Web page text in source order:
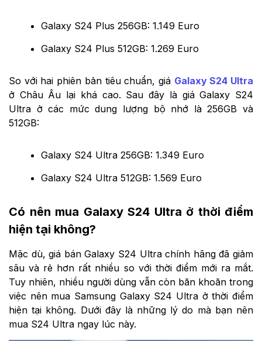
Galaxy S24 Plus 256GB: 1.149 Euro
Galaxy S24 Plus 512GB: 1.269 Euro
So với hai phiên bản tiêu chuẩn, giá Galaxy S24 Ultra
ở Châu Âu lại khá cao. Sau đây là giá Galaxy S24
Ultra ở các mức dung lượng bộ nhớ là 256GB và
512GB:
Galaxy S24 Ultra 256GB: 1.349 Euro
Galaxy S24 Ultra 512GB: 1.569 Euro
Có nên mua Galaxy S24 Ultra ở thời điểm
hiện tại không?
Mặc dù, giá bán Galaxy S24 Ultra chính hãng đã giảm
sâu và rẻ hơn rất nhiều so với thời điểm mới ra mắt.
Tuy nhiên, nhiều người dùng vẫn còn băn khoăn trong
việc nên mua Samsung Galaxy S24 Ultra ở thời điểm
hiện tại không. Dưới đây là những lý do mà bạn nên
mua S24 Ultra ngay lúc này.